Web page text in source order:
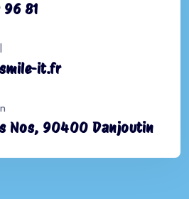
81
it.fr
Nos, 90400 Danjoutin